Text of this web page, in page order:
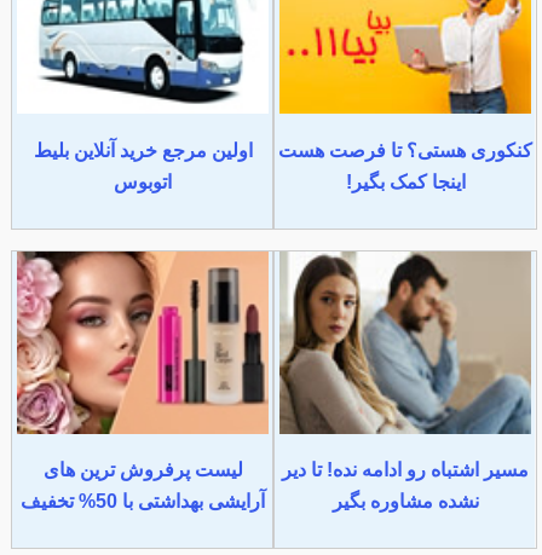
کنکوری هستی؟ تا فرصت هست
اینجا کمک بگیر!
اولین مرجع خرید آنلاین بلیط
اتوبوس
مسیر اشتباه رو ادامه نده! تا دیر
نشده مشاوره بگیر
لیست پرفروش ترین های
آرایشی بهداشتی با 50% تخفیف